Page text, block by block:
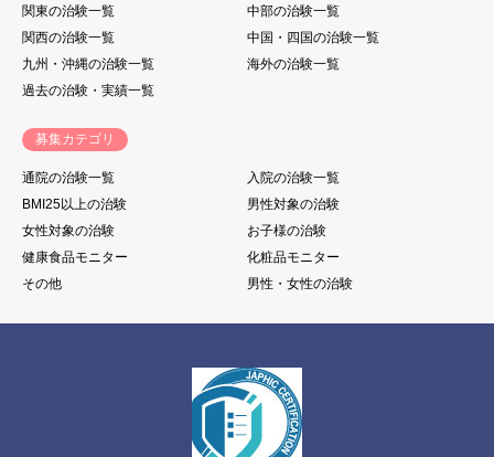
関東の治験一覧
中部の治験一覧
関西の治験一覧
中国・四国の治験一覧
九州・沖縄の治験一覧
海外の治験一覧
過去の治験・実績一覧
募集カテゴリ
通院の治験一覧
入院の治験一覧
BMI25以上の治験
男性対象の治験
女性対象の治験
お子様の治験
健康食品モニター
化粧品モニター
その他
男性・女性の治験